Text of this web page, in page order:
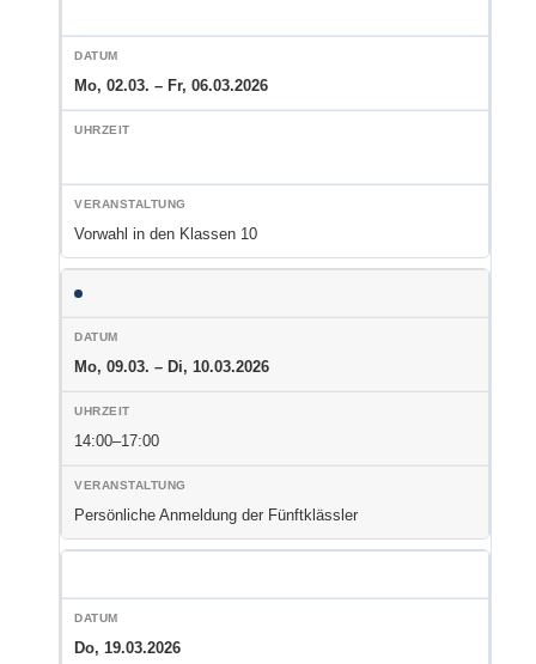
Mo, 02.03. – Fr, 06.03.2026
Vorwahl in den Klassen 10
Mo, 09.03. – Di, 10.03.2026
14:00–17:00
Persönliche Anmeldung der Fünftklässler
Do, 19.03.2026